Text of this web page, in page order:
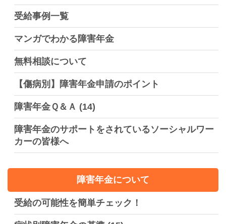
受給事例一覧
マンガでわかる障害年金
無料相談について
【傷病別】障害年金申請のポイント
障害年金Ｑ＆Ａ (14)
障害年金のサポートをされているソーシャルワー
カーの皆様へ
障害年金について
受給の可能性を簡単チェック！